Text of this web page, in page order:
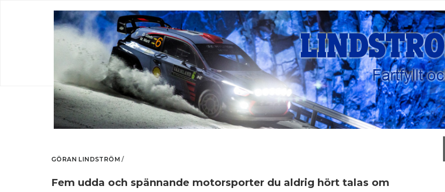
GÖRAN LINDSTRÖM /
Fem udda och spännande motorsporter du aldrig hört talas om